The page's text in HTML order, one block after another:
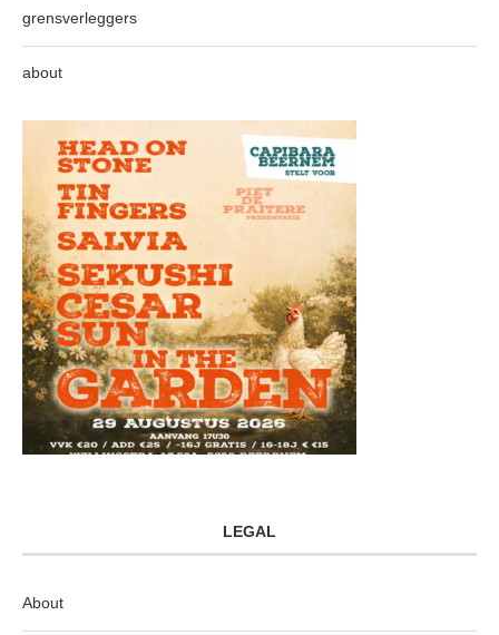
grensverleggers
about
LEGAL
About